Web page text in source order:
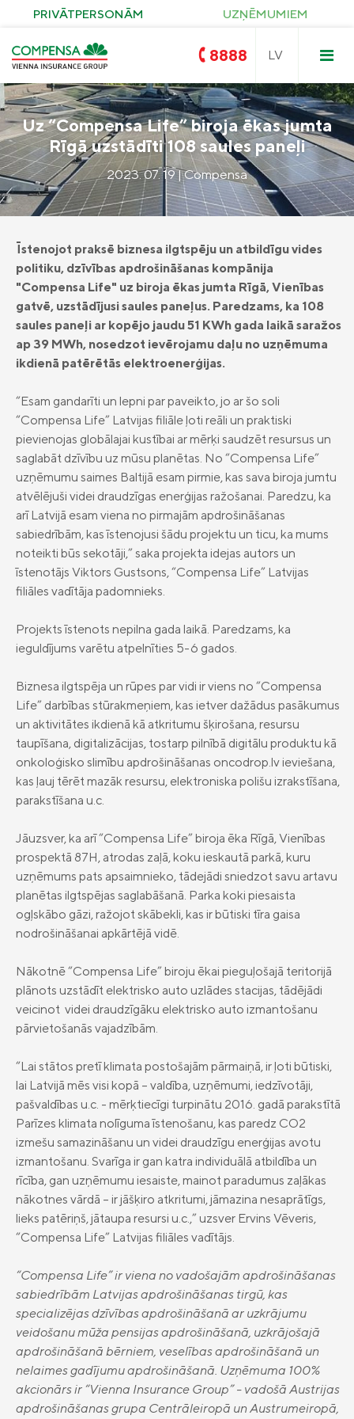
Compensa
Nedzīvības un Seesam veselības
apdrošināšana
Compensa Life
Dzīvības un veselības
OCTA
KASKO
Saules paneļu apdrošināšana
Pirkuma apdrošināšana
Ceļojumu apdrošināšana
Civiltiesiskās atbildības apdrošināšana
Seesam kritisko saslimšanu apdrošināšana
Compensa Seesam veselības
apdrošināšana
Compensa Life Veselības apdrošināšana
privātpersonām
Compensa Life Veselības apdrošināšana
juridiskām personām
Compensa Nelaimes gadījumu
apdrošināšana
apdrošināšana
Golfa spēlētāju apdrošināšana
Dzīvības apdrošināšana
Uzkrājošā dzīvības apdrošināšana
Ieguldījumu fondi
Fondu vienību cenas
Papildapdrošināšana
Compensa Seesam mobilā aplikācija
Compensa Life mobilā aplikācija
Compensa Seesam attālinātās ārstu
konsultācijas
Compensa Life Vienna Insurance Group
SE Latvijas filiāles kontakti
„Compensa Vienna Insurance Group”
ADB Latvijas filiāles kontakti
Jaunumi
Par mums
Juridiskā informācija
Pieejamības paziņojums
Vieglā valoda
Kontakti
Karjera
PRIVĀTPERSONĀM UZŅĒMUMIEM
8888
Uz “Compensa Life” biroja ēkas jumta
Rīgā uzstādīti 108 saules paneļi
2023. 07. 19 | Compensa
Īstenojot praksē biznesa ilgtspēju un atbildīgu vides
politiku, dzīvības apdrošināšanas kompānija
"Compensa Life" uz biroja ēkas jumta Rīgā, Vienības
gatvē, uzstādījusi saules paneļus. Paredzams, ka 108
saules paneļi ar kopējo jaudu 51 KWh gada laikā saražos
ap 39 MWh, nosedzot ievērojamu daļu no uzņēmuma
ikdienā patērētās elektroenerģijas.
“Esam gandarīti un lepni par paveikto, jo ar šo soli
“Compensa Life” Latvijas filiāle ļoti reāli un praktiski
pievienojas globālajai kustībai ar mērķi saudzēt resursus un
saglabāt dzīvību uz mūsu planētas. No “Compensa Life”
uzņēmumu saimes Baltijā esam pirmie, kas sava biroja jumtu
atvēlējuši videi draudzīgas enerģijas ražošanai. Paredzu, ka
arī Latvijā esam viena no pirmajām apdrošināšanas
sabiedrībām, kas īstenojusi šādu projektu un ticu, ka mums
noteikti būs sekotāji,” saka projekta idejas autors un
īstenotājs Viktors Gustsons, “Compensa Life” Latvijas
filiāles vadītāja padomnieks.
Projekts īstenots nepilna gada laikā. Paredzams, ka
ieguldījums varētu atpelnīties 5-6 gados.
Biznesa ilgtspēja un rūpes par vidi ir viens no “Compensa
Life” darbības stūrakmeņiem, kas ietver dažādus pasākumus
un aktivitātes ikdienā kā atkritumu šķirošana, resursu
taupīšana, digitalizācijas, tostarp pilnībā digitālu produktu kā
onkoloģisko slimību apdrošināšanas oncodrop.lv ieviešana,
kas ļauj tērēt mazāk resursu, elektroniska polišu izrakstīšana,
parakstīšana u.c.
Jāuzsver, ka arī “Compensa Life” biroja ēka Rīgā, Vienības
prospektā 87H, atrodas zaļā, koku ieskautā parkā, kuru
uzņēmums pats apsaimnieko, tādejādi sniedzot savu artavu
planētas ilgtspējas saglabāšanā. Parka koki piesaista
ogļskābo gāzi, ražojot skābekli, kas ir būtiski tīra gaisa
nodrošināšanai apkārtējā vidē.
Nākotnē “Compensa Life” biroju ēkai pieguļošajā teritorijā
plānots uzstādīt elektrisko auto uzlādes stacijas, tādējādi
veicinot videi draudzīgāku elektrisko auto izmantošanu
pārvietošanās vajadzībām.
“Lai stātos pretī klimata postošajām pārmaiņā, ir ļoti būtiski,
lai Latvijā mēs visi kopā – valdība, uzņēmumi, iedzīvotāji,
pašvaldības u.c. - mērķtiecīgi turpinātu 2016. gadā parakstītā
Parīzes klimata nolīguma īstenošanu, kas paredz CO2
izmešu samazināšanu un videi draudzīgu enerģijas avotu
izmantošanu. Svarīga ir gan katra individuālā atbildība un
rīcība, gan uzņēmumu iesaiste, mainot paradumus zaļākas
nākotnes vārdā – ir jāšķiro atkritumi, jāmazina nesaprātīgs,
lieks patēriņš, jātaupa resursi u.c.,” uzsver Ervins Vēveris,
“Compensa Life” Latvijas filiāles vadītājs.
“Compensa Life” ir viena no vadošajām apdrošināšanas
sabiedrībām Latvijas apdrošināšanas tirgū, kas
specializējas dzīvības apdrošināšanā ar uzkrājumu
veidošanu mūža pensijas apdrošināšanā, uzkrājošajā
apdrošināšanā bērniem, veselības apdrošināšanā un
nelaimes gadījumu apdrošināšanā. Uzņēmuma 100%
akcionārs ir “Vienna Insurance Group” - vadošā Austrijas
apdrošināšanas grupa Centrāleiropā un Austrumeiropā,